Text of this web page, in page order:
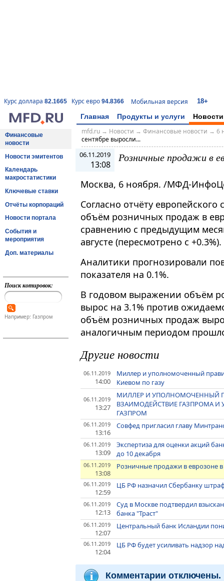
Курс доллара 82.1665 Курс евро 94.8366 Мобильная версия 18+
Главная Продукты и услуги Новости
Финансовые
новости
Новости эмитентов
Календарь
макростатистики
Ключевые ставки
Отчёты корпораций
Новости портала
События и
мероприятия
Доп. материалы
Поиск котировок:
Например: Газпром
mfd.ru→ Новости → Финансовые новости → 6
сентябре выросли...
06.11.2019
13:08
Розничные продажи в
Москва, 6 ноября. /МФД-
Согласно отчёту европейского
объём розничных продаж в
сравнению с предыдущим
августе (пересмотрено с +0.3%).
Аналитики прогнозировали
показателя на 0.1%.
В годовом выражении объём
вырос на 3.1% против
объём розничных продаж
аналогичным периодом
Другие новости
06.11.2019
14:00
Миллер и уполномоченный
Киевом по газу
06.11.2019
13:27
МИЛЛЕР И УПОЛНОМОЧЕННЫЙ
ВЗАИМОДЕЙСТВИЕ ГАЗПРОМА И
ГАЗПРОМ
06.11.2019
13:16
Совфед пригласил главу
06.11.2019
13:09
Экспертиза для оценки акций
до 10 декабря
06.11.2019
13:08
Розничные продажи в еврозоне
06.11.2019
12:59
ЦБ РФ назначил Сбербанку
06.11.2019
12:13
Суд в Москве подтвердил
банка "Траст"
06.11.2019
12:07
Центральный банк Исландии
06.11.2019
12:04
ЦБ РФ будет усиливать надзор
Комментарии отключены.